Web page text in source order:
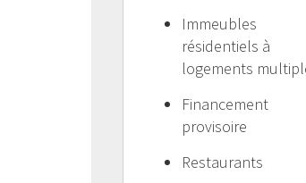
Immeubles
résidentiels à
logements
Financement
provisoire
Restaurants